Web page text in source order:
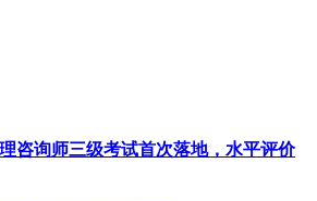
咨询师三级考试首次落地，水平评价